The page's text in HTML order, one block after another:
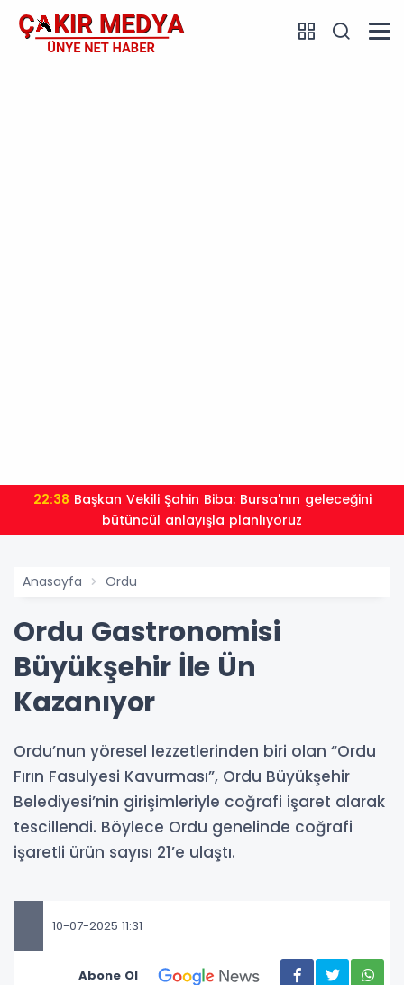
22:38
bütüncül anlayışla planlıyoruz
Anasayfa Ordu
Ordu Gastronomisi
Büyükşehir İle Ün
Kazanıyor
Ordu’nun yöresel lezzetlerinden biri olan “Ordu
Fırın Fasulyesi Kavurması”, Ordu Büyükşehir
Belediyesi’nin girişimleriyle coğrafi işaret alarak
tescillendi. Böylece Ordu genelinde coğrafi
işaretli ürün sayısı 21’e ulaştı.
10-07-2025 11:31
Abone Ol